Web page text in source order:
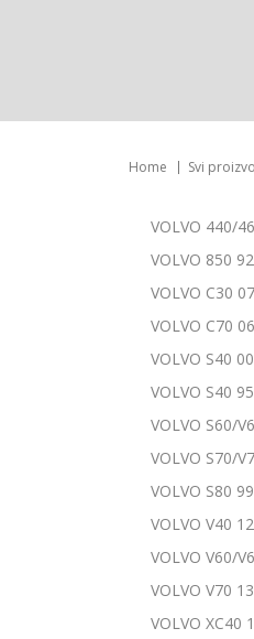
Home Svi
VOLVO 440/
VOLVO 850
VOLVO C30
VOLVO C70
VOLVO S40
VOLVO S40
VOLVO S60/
VOLVO S70/
VOLVO S80
VOLVO V40
VOLVO V60/
VOLVO V70
VOLVO XC40